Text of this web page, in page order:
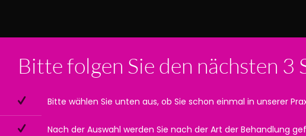
Bitte folgen Sie den nächsten
Bitte wählen Sie unten aus, ob Sie schon einmal in unserer
Nach der Auswahl werden Sie nach der Art der Behandlung